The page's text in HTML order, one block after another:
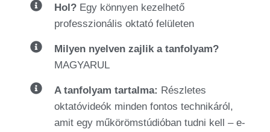
Hol? Egy könnyen kezelhető
professzionális oktató felületen
Milyen nyelven zajlik a tanfolyam?
MAGYARUL
A tanfolyam tartalma: Részletes
oktatóvideók minden fontos technikáról,
amit egy műkörömstúdióban tudni kell – e-